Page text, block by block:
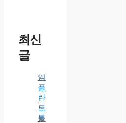
최신
글
임
플
란
트
틀